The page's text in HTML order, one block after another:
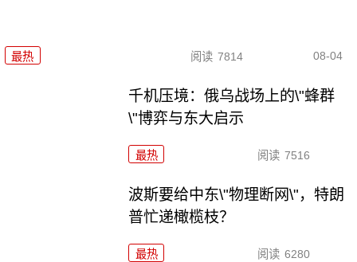
最热 阅读 7814 08-04
千机压境：俄乌战场上的\"蜂群
\"博弈与东大启示
最热 阅读 7516
波斯要给中东\"物理断网\"，特朗
普忙递橄榄枝？
最热 阅读 6280